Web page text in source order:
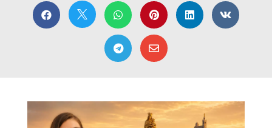
     
 